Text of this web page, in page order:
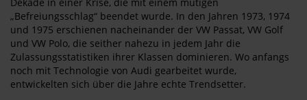
„Befreiungsschlag“ beendet wurde. In den Jahren 1973, 1974
und 1975 erschienen nacheinander der VW Passat, VW Golf
und VW Polo, die seither nahezu in jedem Jahr die
Zulassungsstatistiken ihrer Klassen dominieren. Wo anfangs
noch mit Technologie von Audi gearbeitet wurde,
entwickelten sich über die Jahre echte Trendsetter.